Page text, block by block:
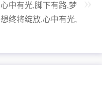
心中有光,脚下有路,梦
想终将绽放,心中有光,